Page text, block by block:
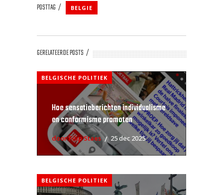
POSTTAG BELGIE
GERELATEERDE POSTS
BELGISCHE POLITIEK
Hoe sensatieberichten individualisme
en conformisme promoten
door Filip Staes 25 dec 2025
BELGISCHE POLITIEK